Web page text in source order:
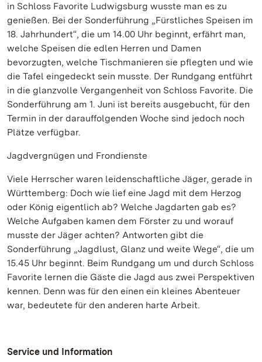
in Schloss Favorite Ludwigsburg wusste man es zu
genießen. Bei der Sonderführung „Fürstliches Speisen im
18. Jahrhundert“, die um 14.00 Uhr beginnt, erfährt man,
welche Speisen die edlen Herren und Damen
bevorzugten, welche Tischmanieren sie pflegten und wie
die Tafel eingedeckt sein musste. Der Rundgang entführt
in die glanzvolle Vergangenheit von Schloss Favorite. Die
Sonderführung am 1. Juni ist bereits ausgebucht, für den
Termin in der darauffolgenden Woche sind jedoch noch
Plätze verfügbar.
Jagdvergnügen und Frondienste
Viele Herrscher waren leidenschaftliche Jäger, gerade in
Württemberg: Doch wie lief eine Jagd mit dem Herzog
oder König eigentlich ab? Welche Jagdarten gab es?
Welche Aufgaben kamen dem Förster zu und worauf
musste der Jäger achten? Antworten gibt die
Sonderführung „Jagdlust, Glanz und weite Wege“, die um
15.45 Uhr beginnt. Beim Rundgang um und durch Schloss
Favorite lernen die Gäste die Jagd aus zwei Perspektiven
kennen. Denn was für den einen ein kleines Abenteuer
war, bedeutete für den anderen harte Arbeit.
Service und Information